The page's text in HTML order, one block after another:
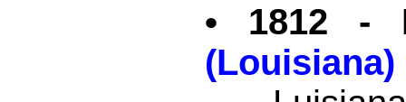
• 1812 -
(Louisiana)